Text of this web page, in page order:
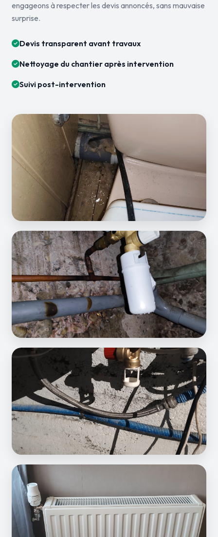
engageons à respecter les devis annoncés, sans mauvaise
surprise.
Devis transparent avant travaux
Nettoyage du chantier après intervention
Suivi post-intervention